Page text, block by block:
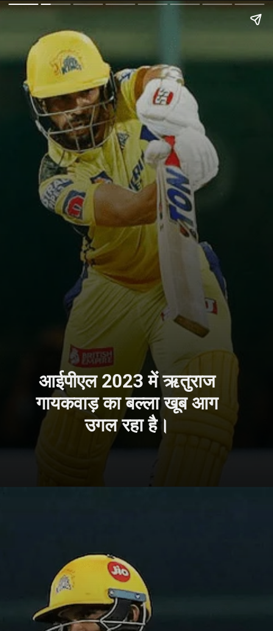
आईपीएल 2023 में ऋतुराज
गायकवाड़ का बल्ला खूब आग
उगल रहा है।